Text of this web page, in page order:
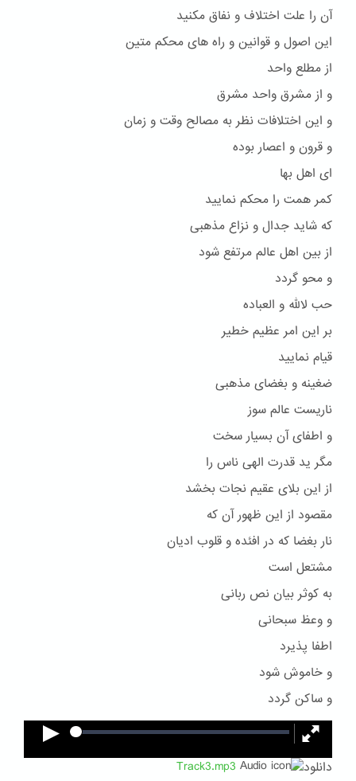
آن را علت اختلاف و نفاق مکنید
این اصول و قوانین و راه های محکم متین
از مطلع واحد
و از مشرق واحد مشرق
و این اختلافات نظر به مصالح وقت و زمان
و قرون و اعصار بوده
ای اهل بها
کمر همت را محکم نمایید
که شاید جدال و نزاع مذهبی
از بین اهل عالم مرتفع شود
و محو گردد
حب لالله و العباده
بر این امر عظیم خطیر
قیام نمایید
ضغینه و بغضای مذهبی
ناریست عالم سوز
و اطفای آن بسیار سخت
مگر ید قدرت الهی ناس را
از این بلای عقیم نجات بخشد
مقصود از این ظهور آن که
نار بغضا که در افئده و قلوب ادیان
مشتعل است
به کوثر بیان نص ربانی
و وعظ سبحانی
اطفا پذیرد
و خاموش شود
و ساکن گردد
دانلود Track3.mp3